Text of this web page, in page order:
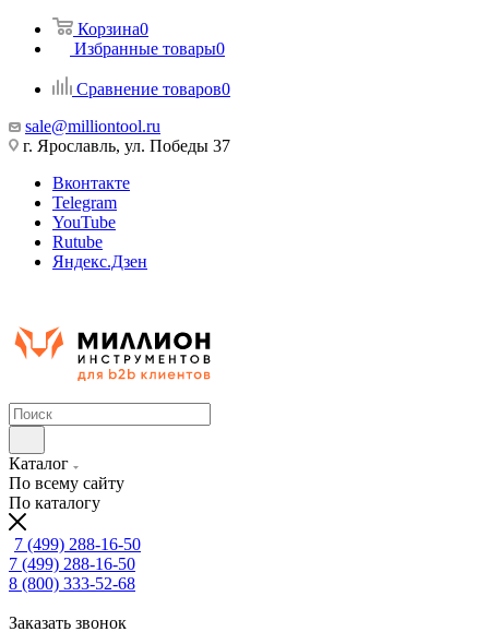
Корзина0
Избранные товары0
Сравнение товаров0
sale@milliontool.ru
г. Ярославль, ул. Победы 37
Вконтакте
Telegram
YouTube
Rutube
Яндекс.Дзен
Каталог
По всему сайту
По каталогу
7 (499) 288-16-50
7 (499) 288-16-50
8 (800) 333-52-68
Заказать звонок